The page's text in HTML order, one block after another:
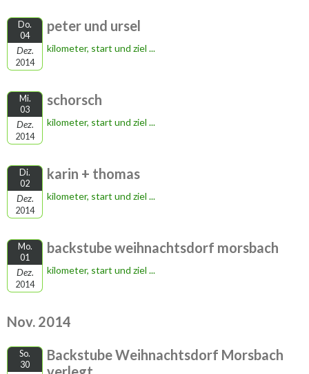
Do.
04
Dez.
2014
peter und ursel
kilometer, start und ziel ...
Mi.
03
Dez.
2014
schorsch
kilometer, start und ziel ...
Di.
02
Dez.
2014
karin + thomas
kilometer, start und ziel ...
Mo.
01
Dez.
2014
backstube weihnachtsdorf morsbach
kilometer, start und ziel ...
Nov. 2014
So.
30
Backstube Weihnachtsdorf Morsbach